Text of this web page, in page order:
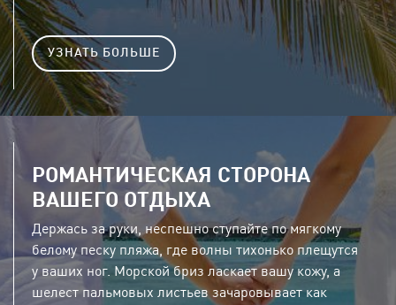
УЗНАТЬ БОЛЬШЕ
РОМАНТИЧЕСКАЯ СТОРОНА
ВАШЕГО ОТДЫХА
Держась за руки, неспешно ступайте по мягкому
белому песку пляжа, где волны тихонько плещутся
у ваших ног. Морской бриз ласкает вашу кожу, а
шелест пальмовых листьев зачаровывает как